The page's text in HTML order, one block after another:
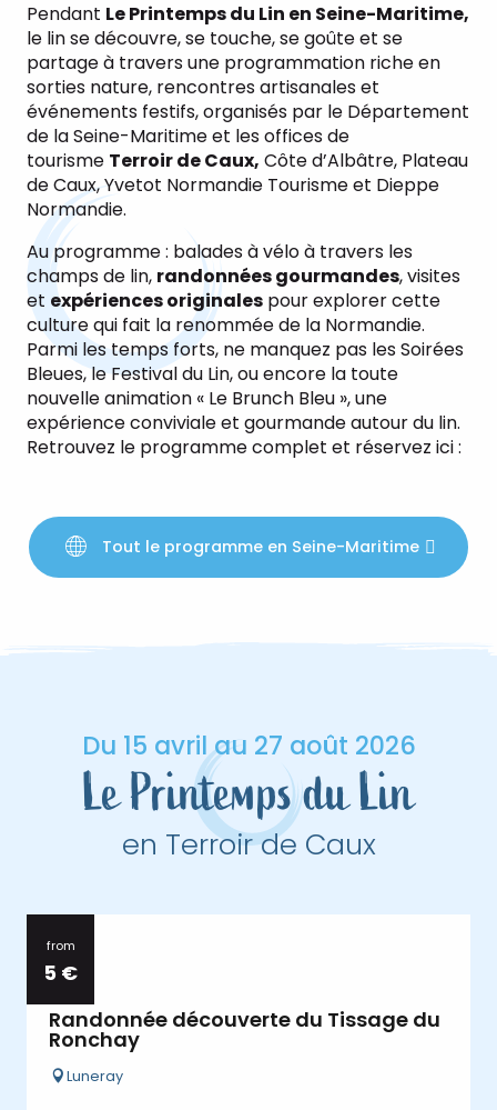
Pendant Le Printemps du Lin en Seine-Maritime,
le lin se découvre, se touche, se goûte et se
partage à travers une programmation riche en
sorties nature, rencontres artisanales et
événements festifs, organisés par le Département
de la Seine-Maritime et les offices de
tourisme Terroir de Caux, Côte d’Albâtre, Plateau
de Caux, Yvetot Normandie Tourisme et Dieppe
Normandie.
Au programme : balades à vélo à travers les
champs de lin, randonnées gourmandes, visites
et expériences originales pour explorer cette
culture qui fait la renommée de la Normandie.
Parmi les temps forts, ne manquez pas les Soirées
Bleues, le Festival du Lin, ou encore la toute
nouvelle animation « Le Brunch Bleu », une
expérience conviviale et gourmande autour du lin.
Retrouvez le programme complet et réservez ici :
Tout le programme en Seine-Maritime
Du 15 avril au 27 août 2026
Le Printemps du Lin
en Terroir de Caux
from
5 €
27
Randonnée découverte du Tissage du
Ronchay
Luneray